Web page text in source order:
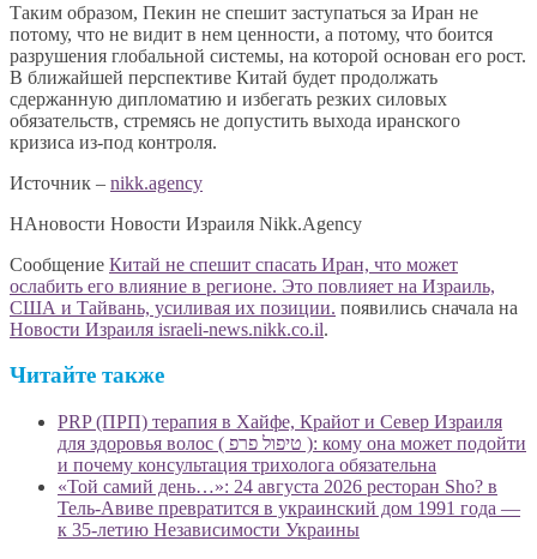
Таким образом, Пекин не спешит заступаться за Иран не
потому, что не видит в нем ценности, а потому, что боится
разрушения глобальной системы, на которой основан его рост.
В ближайшей перспективе Китай будет продолжать
сдержанную дипломатию и избегать резких силовых
обязательств, стремясь не допустить выхода иранского
кризиса из-под контроля.
Источник – nikk.agency
НАновости Новости Израиля Nikk.Agency
Сообщение Китай не спешит спасать Иран, что может
ослабить его влияние в регионе. Это повлияет на Израиль,
США и Тайвань, усиливая их позиции. появились сначала на
Новости Израиля israeli-news.nikk.co.il.
Читайте также
PRP (ПРП) терапия в Хайфе, Крайот и Север Израиля
для здоровья волос ( טיפול פרפ ): кому она может подойти
и почему консультация трихолога обязательна
«Той самий день…»: 24 августа 2026 ресторан Sho? в
Тель-Авиве превратится в украинский дом 1991 года —
к 35-летию Независимости Украины